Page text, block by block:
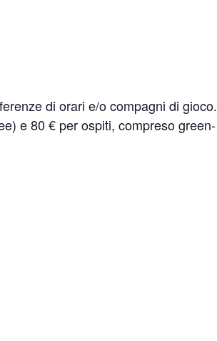
di orari e/o compagni di gioco.
e 80 € per ospiti, compreso green-